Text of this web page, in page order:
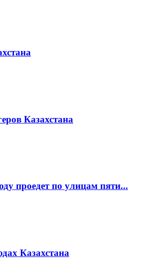
Казахстана
проедет по улицам пяти...
Казахстана